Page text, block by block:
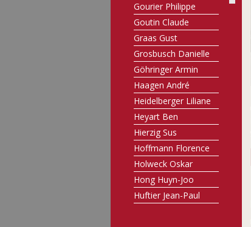
Gourier Philippe
Goutin Claude
Graas Gust
Grosbusch Danielle
Göhringer Armin
Haagen André
Heidelberger Liliane
Heyart Ben
Hierzig Sus
Hoffmann Florence
Holweck Oskar
Hong Huyn-Joo
Huftier Jean-Paul